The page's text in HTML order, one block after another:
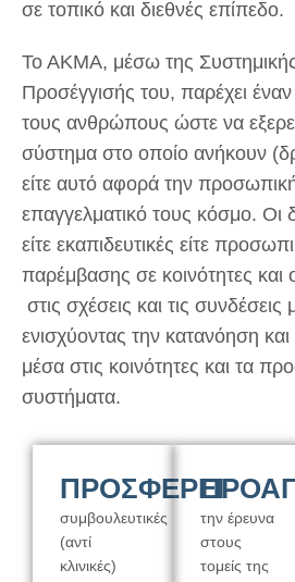
σε τοπικό και διεθνές επίπεδο.
Το ΑΚΜΑ, μέσω της Συστημικής
Προσέγγισής του, παρέχει
τους ανθρώπους ώστε να
σύστημα στο οποίο ανήκουν
είτε αυτό αφορά την
επαγγελματικό τους κόσμο.
είτε εκαπιδευτικές είτε
παρέμβασης σε κοινότητες και
στις σχέσεις και τις
ενισχύοντας την κατανόηση
μέσα στις κοινότητες και τα
συστήματα.
ΠΡΟΣΦΕΡΕΙ
συμβουλευτικές
(αντί
κλινικές)
την έρευνα
στους
τομείς της